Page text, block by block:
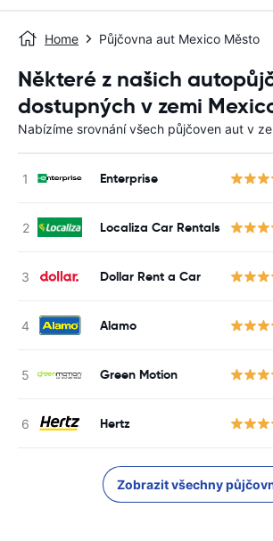
Home Půjčovna aut Mexico Město
Některé z našich
dostupných v zemi
Nabízíme srovnání všech půjčoven aut v
Enterprise
Localiza Car Rentals
Dollar Rent a Car
Alamo
Green Motion
Hertz
Zobrazit všechny